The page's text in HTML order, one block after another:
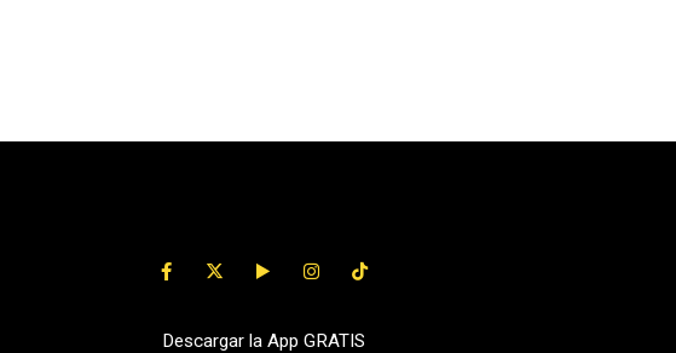
Descargar la App GRATIS